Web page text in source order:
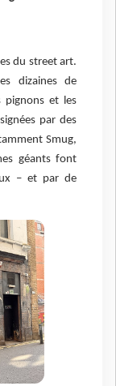
du street art.
dizaines de
pignons et les
par des
Smug,
géants font
– et par de